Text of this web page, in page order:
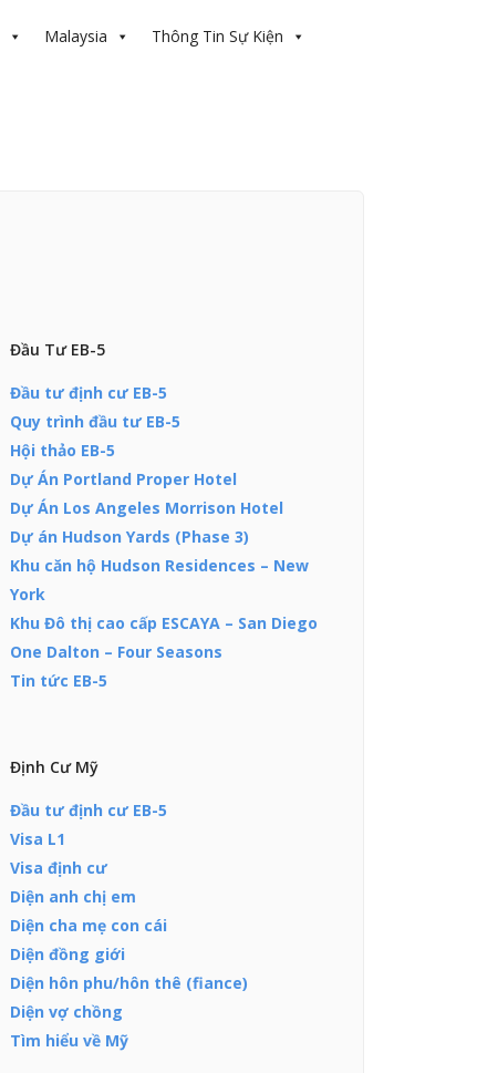
Malaysia Thông Tin Sự Kiện
Đầu Tư EB-5
Đầu tư định cư EB-5
Quy trình đầu tư EB-5
Hội thảo EB-5
Dự Án Portland Proper Hotel
Dự Án Los Angeles Morrison Hotel
Dự án Hudson Yards (Phase 3)
Khu căn hộ Hudson Residences – New
York
Khu Đô thị cao cấp ESCAYA – San Diego
One Dalton – Four Seasons
Tin tức EB-5
Định Cư Mỹ
Đầu tư định cư EB-5
Visa L1
Visa định cư
Diện anh chị em
Diện cha mẹ con cái
Diện đồng giới
Diện hôn phu/hôn thê (fiance)
Diện vợ chồng
Tìm hiểu về Mỹ